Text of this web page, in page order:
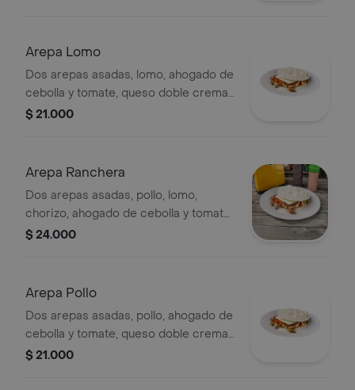
Arepa Lomo
Dos arepas asadas, lomo, ahogado de
cebolla y tomate, queso doble crema
y costeño.
$ 21.000
Arepa Ranchera
Dos arepas asadas, pollo, lomo,
chorizo, ahogado de cebolla y tomate,
queso doble crema y costeño.
$ 24.000
Arepa Pollo
Dos arepas asadas, pollo, ahogado de
cebolla y tomate, queso doble crema
y costeño.
$ 21.000